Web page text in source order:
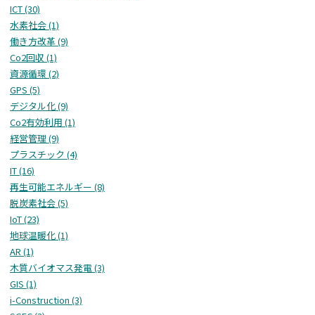
ICT (30)
水素社会 (1)
働き方改革 (9)
Co2回収 (1)
資源循環 (2)
GPS (5)
デジタル化 (9)
Co2有効利用 (1)
経営管理 (9)
プラスチック (4)
IT (16)
再生可能エネルギー (8)
脱炭素社会 (5)
IoT (23)
地球温暖化 (1)
AR (1)
木質バイオマス発電 (3)
GIS (1)
i-Construction (3)